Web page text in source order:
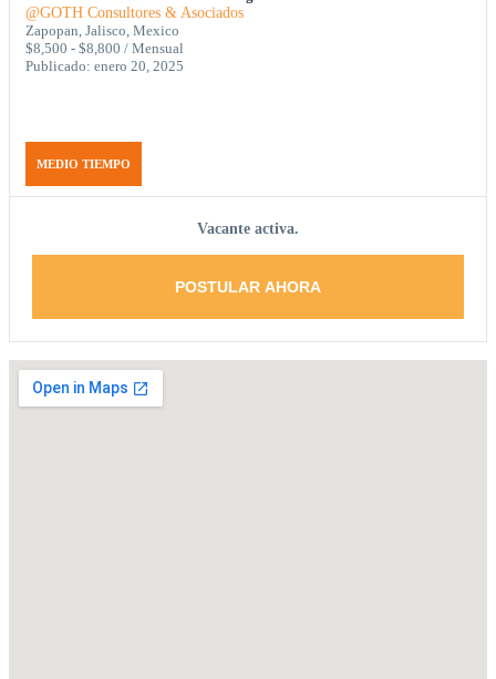
@GOTH Consultores & Asociados
Zapopan, Jalisco, Mexico
$8,500 - $8,800 / Mensual
Publicado: enero 20, 2025
MEDIO TIEMPO
Vacante activa.
POSTULAR AHORA